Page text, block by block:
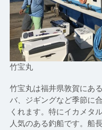
竹宝丸
竹宝丸は福井県敦賀にあ
バ、ジギングなど季節に
くれます。特にイカメタ
人気のある釣船です。船